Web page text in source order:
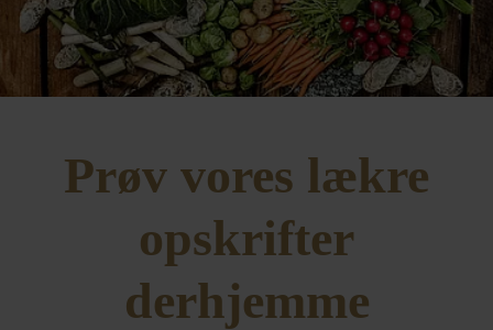
Prøv vores lækre
opskrifter
derhjemme